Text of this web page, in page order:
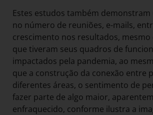
Estes estudos também
no número de reuniões, e-mails,
crescimento nos resultados, mesmo
que tiveram seus quadros de
impactados pela pandemia, ao
que a construção da conexão entre
diferentes áreas, o sentimento de
fazer parte de algo maior,
enfraquecido, conforme ilustra a